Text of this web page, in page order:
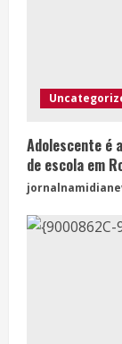
Adolescente é
de escola em